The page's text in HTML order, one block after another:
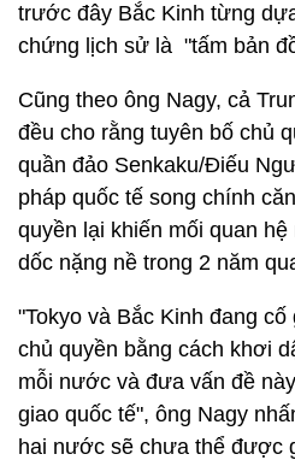
trước đây Bắc Kinh từng
chứng lịch sử là "tấm bản
Cũng theo ông Nagy, cả
đều cho rằng tuyên bố chủ
quần đảo Senkaku/Điếu
pháp quốc tế song chính
quyền lại khiến mối quan
dốc nặng nề trong 2 năm
"Tokyo và Bắc Kinh đang
chủ quyền bằng cách khơi
mỗi nước và đưa vấn đề
giao quốc tế", ông Nagy
hai nước sẽ chưa thể được